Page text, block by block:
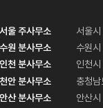
서울 주사무소
서울
수원 분사무소
수원
인천 분사무소
인천
천안 분사무소
충청
안산 분사무소
안산